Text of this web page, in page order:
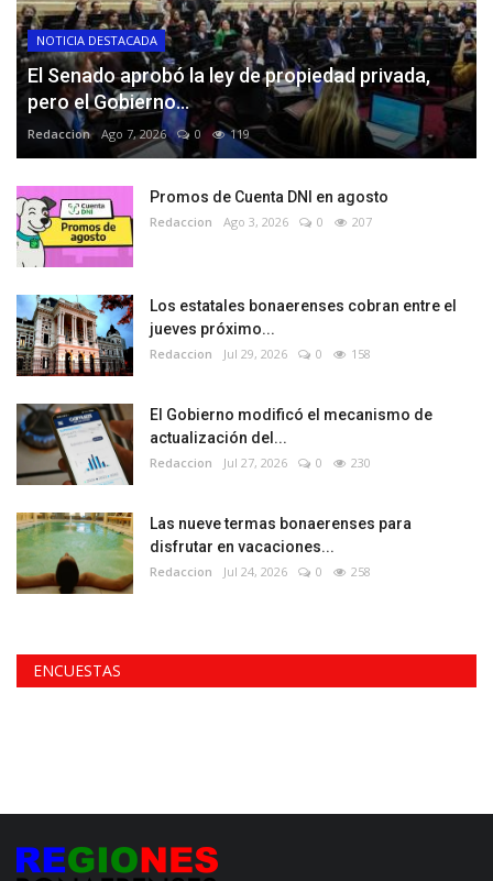
NOTICIA DESTACADA
El Senado aprobó la ley de propiedad privada,
pero el Gobierno...
Redaccion Ago 7, 2026 0 119
Promos de Cuenta DNI en agosto
Redaccion Ago 3, 2026 0 207
Los estatales bonaerenses cobran entre el
jueves próximo...
Redaccion Jul 29, 2026 0 158
El Gobierno modificó el mecanismo de
actualización del...
Redaccion Jul 27, 2026 0 230
Las nueve termas bonaerenses para
disfrutar en vacaciones...
Redaccion Jul 24, 2026 0 258
ENCUESTAS